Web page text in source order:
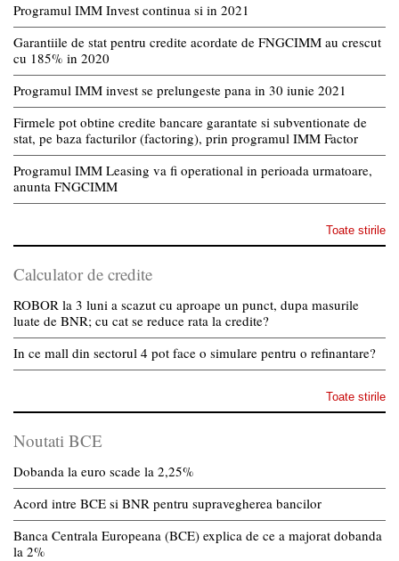
Programul IMM Invest continua si in 2021
Garantiile de stat pentru credite acordate de FNGCIMM au crescut
cu 185% in 2020
Programul IMM invest se prelungeste pana in 30 iunie 2021
Firmele pot obtine credite bancare garantate si subventionate de
stat, pe baza facturilor (factoring), prin programul IMM Factor
Programul IMM Leasing va fi operational in perioada urmatoare,
anunta FNGCIMM
Toate stirile
Calculator de credite
ROBOR la 3 luni a scazut cu aproape un punct, dupa masurile
luate de BNR; cu cat se reduce rata la credite?
In ce mall din sectorul 4 pot face o simulare pentru o refinantare?
Toate stirile
Noutati BCE
Dobanda la euro scade la 2,25%
Acord intre BCE si BNR pentru supravegherea bancilor
Banca Centrala Europeana (BCE) explica de ce a majorat dobanda
la 2%